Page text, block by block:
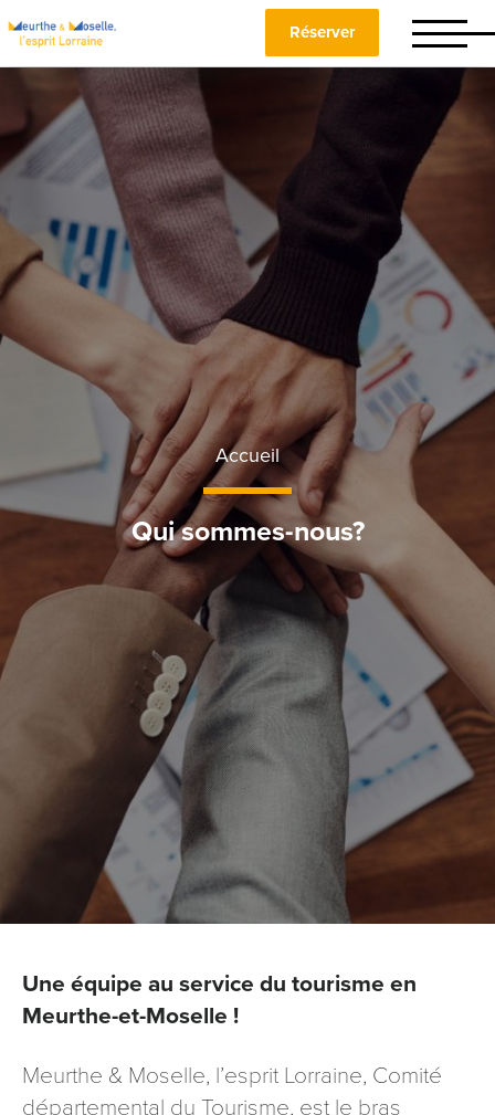
Réserver
Accueil
Qui sommes-nous?
Une équipe au service du tourisme en
Meurthe-et-Moselle !
Meurthe & Moselle, l’esprit Lorraine, Comité
départemental du Tourisme, est le bras